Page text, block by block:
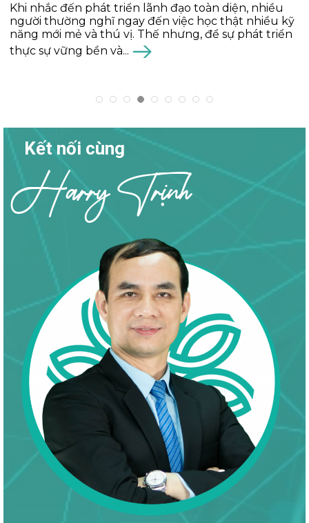
Khi nhắc đến phát triển lãnh đạo toàn diện, nhiều
người thường nghĩ ngay đến việc học thật nhiều kỹ
năng mới mẻ và thú vị. Thế nhưng, để sự phát triển
thực sự vững bền và...
Kết nối cùng
Harry Trịnh